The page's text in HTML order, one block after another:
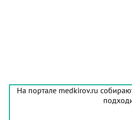
На портале medkirov.ru